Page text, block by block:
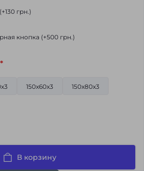
грн.)
кнопка (+500 грн.)
*
150x60x3 150x80x3
В корзину